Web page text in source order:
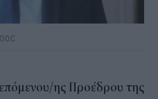
ης Προέδρου της